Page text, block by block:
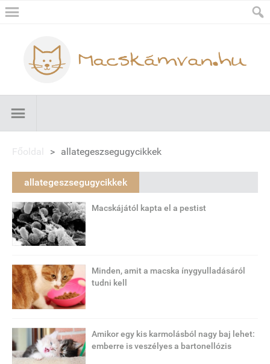
Főoldal > allategeszsegugycikkek
allategeszsegugycikkek
Macskájától kapta el a pestist
Minden, amit a macska ínygyulladásáról
tudni kell
Amikor egy kis karmolásból nagy baj lehet:
emberre is veszélyes a bartonellózis